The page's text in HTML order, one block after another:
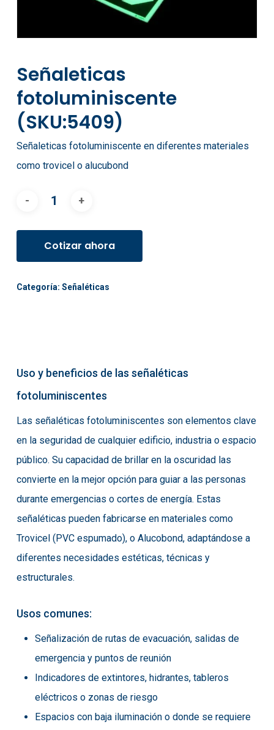
Señaleticas
fotoluminiscente
(SKU:5409)
Señaleticas fotoluminiscente en diferentes materiales
como trovicel o alucubond
Cotizar ahora
Categoría: Señaléticas
Uso y beneficios de las señaléticas
fotoluminiscentes
Las señaléticas fotoluminiscentes son elementos clave
en la seguridad de cualquier edificio, industria o espacio
público. Su capacidad de brillar en la oscuridad las
convierte en la mejor opción para guiar a las personas
durante emergencias o cortes de energía. Estas
señaléticas pueden fabricarse en materiales como
Trovicel (PVC espumado), o Alucobond, adaptándose a
diferentes necesidades estéticas, técnicas y
estructurales.
Usos comunes:
Señalización de rutas de evacuación, salidas de
emergencia y puntos de reunión
Indicadores de extintores, hidrantes, tableros
eléctricos o zonas de riesgo
Espacios con baja iluminación o donde se requiere